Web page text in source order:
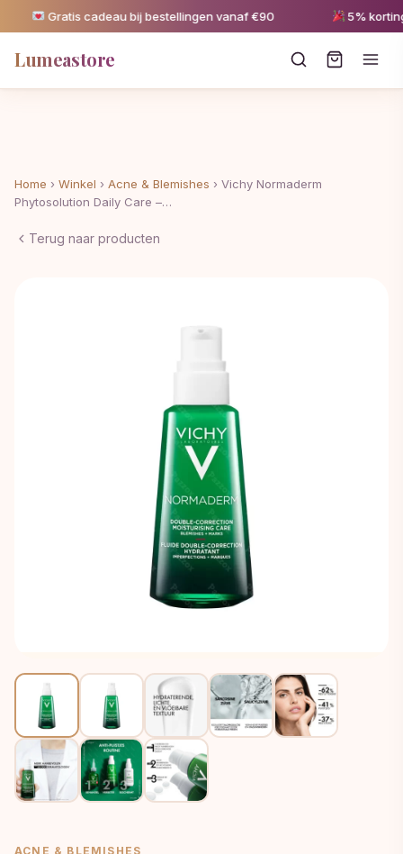
Gratis cadeau bij bestellingen vanaf €90 5% korting
Lumeastore
Home › Winkel › Acne & Blemishes › Vichy Normaderm
Phytosolution Daily Care –…
Terug naar producten
ACNE & BLEMISHES